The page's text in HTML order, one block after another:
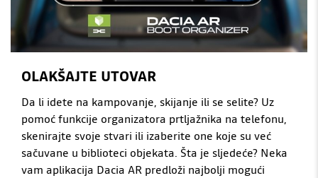
OLAKŠAJTE UTOVAR
Da li idete na kampovanje, skijanje ili se selite? Uz
pomoć funkcije organizatora prtljažnika na telefonu,
skenirajte svoje stvari ili izaberite one koje su već
sačuvane u biblioteci objekata. Šta je sljedeće? Neka
vam aplikacija Dacia AR predloži najbolji mogući